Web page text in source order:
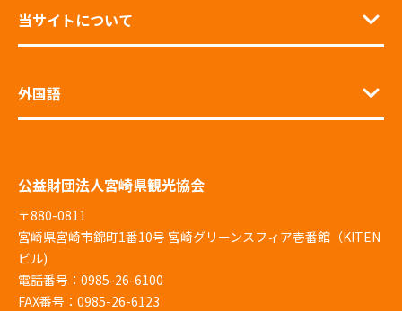
当サイトについて
外国語
公益財団法人宮崎県観光協会
〒880-0811
宮崎県宮崎市錦町1番10号 宮崎グリーンスフィア壱番館（KITEN
ビル)
電話番号：0985-26-6100
FAX番号：0985-26-6123